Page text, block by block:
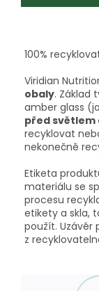
100%
Viridian
obaly. Základ
amber glass
před světlem
recyklovat
nekonečně
Etiketa
materiálu se
procesu
etikety a skla,
použít. Uzávěr
z